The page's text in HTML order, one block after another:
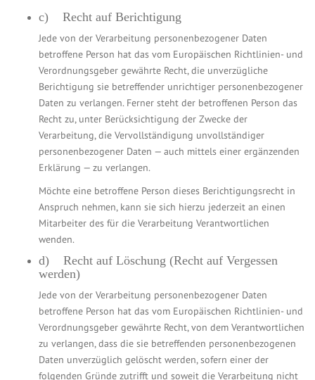
c) Recht auf Berichtigung
Jede von der Verarbeitung personenbezogener Daten
betroffene Person hat das vom Europäischen Richtlinien- und
Verordnungsgeber gewährte Recht, die unverzügliche
Berichtigung sie betreffender unrichtiger personenbezogener
Daten zu verlangen. Ferner steht der betroffenen Person das
Recht zu, unter Berücksichtigung der Zwecke der
Verarbeitung, die Vervollständigung unvollständiger
personenbezogener Daten — auch mittels einer ergänzenden
Erklärung — zu verlangen.
Möchte eine betroffene Person dieses Berichtigungsrecht in
Anspruch nehmen, kann sie sich hierzu jederzeit an einen
Mitarbeiter des für die Verarbeitung Verantwortlichen
wenden.
d) Recht auf Löschung (Recht auf Vergessen
werden)
Jede von der Verarbeitung personenbezogener Daten
betroffene Person hat das vom Europäischen Richtlinien- und
Verordnungsgeber gewährte Recht, von dem Verantwortlichen
zu verlangen, dass die sie betreffenden personenbezogenen
Daten unverzüglich gelöscht werden, sofern einer der
folgenden Gründe zutrifft und soweit die Verarbeitung nicht